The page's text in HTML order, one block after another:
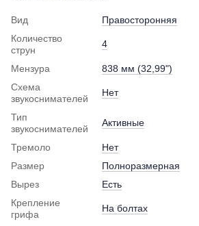
Вид
Правосторонняя
Количество
струн
4
Мензура
838 мм (32,99")
Схема
звукоснимателей
Нет
Тип
звукоснимателей
Активные
Тремоло
Нет
Размер
Полноразмерная
Вырез
Есть
Крепление
грифа
На болтах